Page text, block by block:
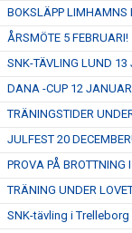
BOKSLÄPP LIMHAMNS
ÅRSMÖTE 5 FEBRUARI!
SNK-TÄVLING LUND 13
DANA -CUP 12
TRÄNINGSTIDER
JULFEST 20
PROVA PÅ BROTTNING
TRÄNING UNDER
SNK-tävling i